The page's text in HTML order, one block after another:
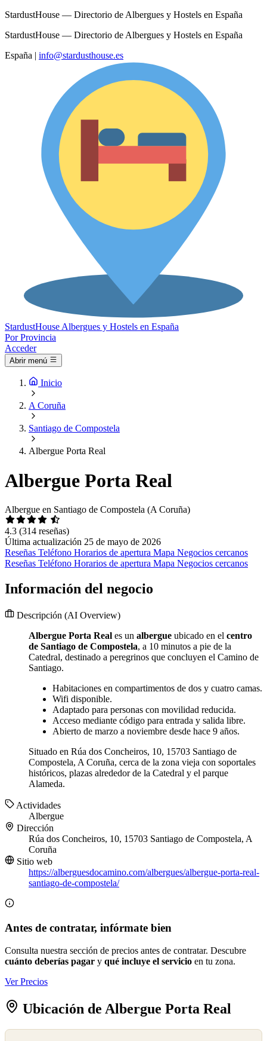
StardustHouse — Directorio de Albergues y Hostels en España
StardustHouse — Directorio de Albergues y Hostels en España
España | info@stardusthouse.es
StardustHouse Albergues y Hostels en España
Por Provincia
Acceder
Abrir menú
Inicio
A Coruña
Santiago de Compostela
Albergue Porta Real
Albergue Porta Real
Albergue en Santiago de Compostela (A Coruña)
4.3 (314 reseñas)
Última actualización 25 de mayo de 2026
Reseñas Teléfono Horarios de apertura Mapa Negocios cercanos
Reseñas Teléfono Horarios de apertura Mapa Negocios cercanos
Información del negocio
Descripción (AI Overview)
Albergue Porta Real es un albergue ubicado en el centro
de Santiago de Compostela, a 10 minutos a pie de la
Catedral, destinado a peregrinos que concluyen el Camino de
Santiago.
Habitaciones en compartimentos de dos y cuatro camas.
Wifi disponible.
Adaptado para personas con movilidad reducida.
Acceso mediante código para entrada y salida libre.
Abierto de marzo a noviembre desde hace 9 años.
Situado en Rúa dos Concheiros, 10, 15703 Santiago de
Compostela, A Coruña, cerca de la zona vieja con soportales
históricos, plazas alrededor de la Catedral y el parque
Alameda.
Actividades
Albergue
Dirección
Rúa dos Concheiros, 10, 15703 Santiago de Compostela, A
Coruña
Sitio web
https://alberguesdocamino.com/albergues/albergue-porta-real-
santiago-de-compostela/
Antes de contratar, infórmate bien
Consulta nuestra sección de precios antes de contratar. Descubre
cuánto deberías pagar y qué incluye el servicio en tu zona.
Ver Precios
Ubicación de Albergue Porta Real